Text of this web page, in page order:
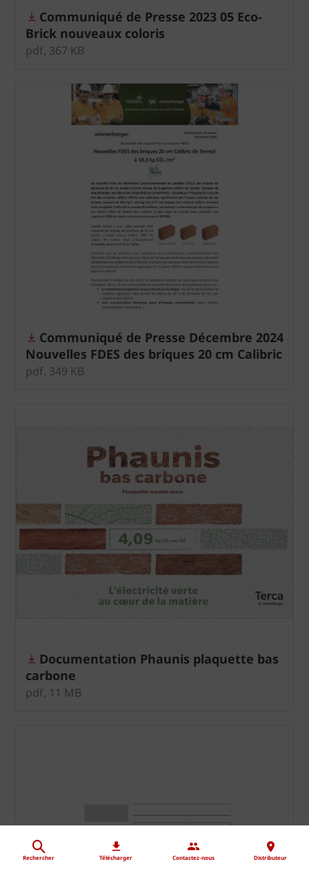
Communiqué de Presse 2023 05 Eco-
Brick nouveaux coloris
pdf, 367 KB
Communiqué de Presse Décembre 2024
Nouvelles FDES des briques 20 cm Calibric
de Terreal à 18,3 kg CO2 /m²
pdf, 349 KB
Documentation Phaunis plaquette bas
carbone
pdf, 11 MB
Rechercher Télécharger Contactez-nous Distributeur